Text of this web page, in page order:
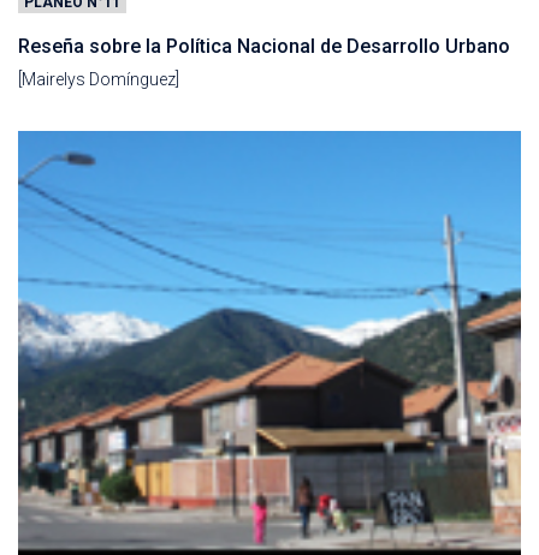
Reseña sobre la Política Nacional de Desarrollo Urbano
[Mairelys Domínguez]